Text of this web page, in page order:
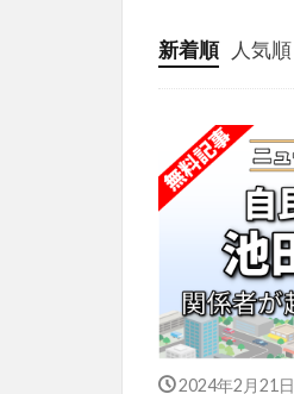
新着順 人気順
2024年2月21日